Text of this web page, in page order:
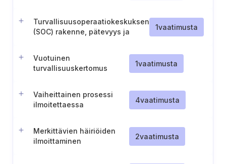
Turvallisuusoperaatiokeskuksen
(SOC) rakenne, pätevyys ja
1vaatimusta
Vuotuinen
turvallisuuskertomus
1vaatimusta
Vaiheittainen prosessi
ilmoitettaessa
4vaatimusta
Merkittävien häiriöiden
ilmoittaminen
2vaatimusta